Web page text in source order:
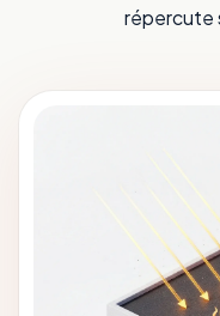
répercute